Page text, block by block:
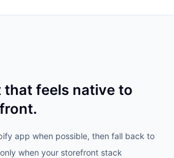
feels native to
app when possible, then fall back to
when your storefront stack